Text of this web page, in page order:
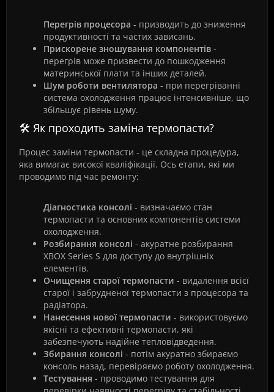
Перегрів процесора - призводить до зниження
продуктивності та частих зависань.
Прискорене зношування компонентів -
перегрів може призвести до пошкодження
материнської плати та інших деталей.
Шум роботи вентилятора - при перегріванні
система охолодження працює інтенсивніше, що
збільшує рівень шуму.
🛠️ Як проходить заміна термопасти?
Процес заміни термопасти - це складна процедура,
яка вимагає високої кваліфікації. Ось етапи, які ми
проводимо під час ремонту:
Діагностика консолі - визначаємо стан
термопасти та основних компонентів системи
охолодження.
Розбирання консолі - акуратне розбирання
XBOX Series S для доступу до внутрішніх
елементів.
Очищення старої термопасти - видалення всієї
старої і забрудненої термопасти з процесора та
радіатора.
Нанесення нової термопасти - використовуємо
якісні та ефективні термопасти, які
забезпечують надійне тепловідведення.
Збирання консолі - потім акуратно збираємо
консоль назад, перевіряємо роботу охолодження.
Тестування - проводимо тестування для